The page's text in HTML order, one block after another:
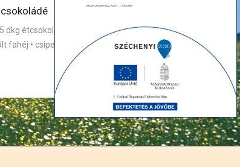
dkg étcsokoládé • 5 dl tej • 2 tojássárgája • fél
fahéj • csipet őrölt chili